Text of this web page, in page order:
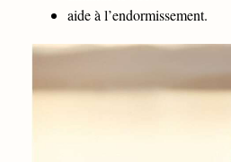
aide à l’endormissement.